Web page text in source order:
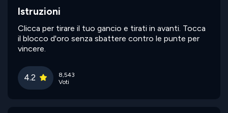
Istruzioni
Clicca per tirare il tuo gancio e tirati in avanti. Tocca
il blocco d'oro senza sbattere contro le punte per
vincere.
4.2
8,543
Voti